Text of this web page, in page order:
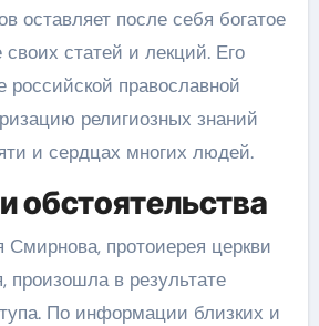
оставляет после себя богатое
статей и лекций. Его
российской православной
религиозных знаний
и сердцах многих людей.
обстоятельства
протоиерея церкви
произошла в результате
По информации близких и